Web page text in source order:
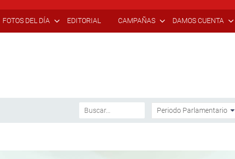
FOTOS DEL DÍA EDITORIAL CAMPAÑAS DAMOS CUENTA